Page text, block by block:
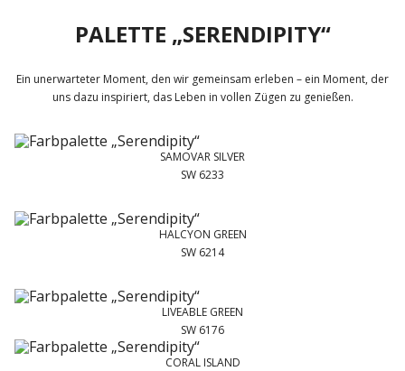
PALETTE „SERENDIPITY“
Ein unerwarteter Moment, den wir gemeinsam erleben – ein Moment, der
uns dazu inspiriert, das Leben in vollen Zügen zu genießen.
SAMOVAR SILVER
SW 6233
HALCYON GREEN
SW 6214
LIVEABLE GREEN
SW 6176
CORAL ISLAND